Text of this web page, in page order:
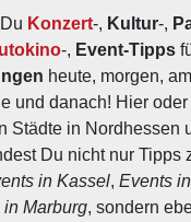
Konzert-, Kultur-,
-, Event-Tipps
heute, morgen, am
und danach! Hier
Städte in Nordhessen
Du nicht nur Tipps
in Kassel, Events
in Marburg, sondern